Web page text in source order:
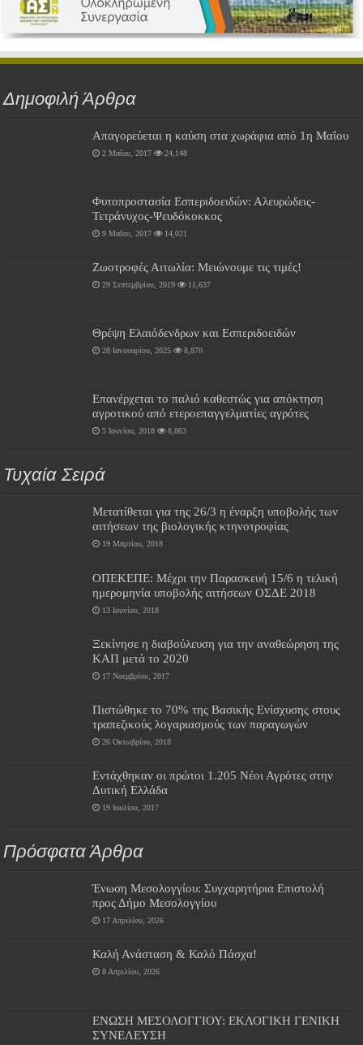
Δημοφιλή Άρθρα
Απαγορεύεται η καύση στα χωράφια από 1η Μαΐου
2 Μαΐου, 2017 24,148
Φυτοπροστασία Εσπεριδοειδών: Αλευρώδεις-
Τετράνυχος-Ψευδόκοκκος
9 Μαΐου, 2017 14,021
Ζωοτροφές Αιτωλία: Μειώνουμε τις τιμές!
29 Σεπτεμβρίου, 2019 11,637
Θρέψη Ελαιόδενδρων και Εσπεριδοειδών
28 Ιανουαρίου, 2025 8,870
Επανέρχεται το παλιό καθεστώς για απόκτηση
αγροτικού από ετεροεπαγγελματίες αγρότες
5 Ιουνίου, 2018 8,863
Τυχαία Σειρά
Μετατίθεται για της 26/3 η έναρξη υποβολής των
αιτήσεων της βιολογικής κτηνοτροφίας
19 Μαρτίου, 2018
ΟΠΕΚΕΠΕ: Μέχρι την Παρασκευή 15/6 η τελική
ημερομηνία υποβολής αιτήσεων ΟΣΔΕ 2018
13 Ιουνίου, 2018
Ξεκίνησε η διαβούλευση για την αναθεώρηση της
ΚΑΠ μετά το 2020
17 Νοεμβρίου, 2017
Πιστώθηκε το 70% της Βασικής Ενίσχυσης στους
τραπεζικούς λογαριασμούς των παραγωγών
26 Οκτωβρίου, 2018
Εντάχθηκαν οι πρώτοι 1.205 Νέοι Αγρότες στην
Δυτική Ελλάδα
19 Ιουλίου, 2017
Πρόσφατα Άρθρα
Ένωση Μεσολογγίου: Συγχαρητήρια Επιστολή
προς Δήμο Μεσολογγίου
17 Απριλίου, 2026
Καλή Ανάσταση & Καλό Πάσχα!
8 Απριλίου, 2026
ΕΝΩΣΗ ΜΕΣΟΛΟΓΓΙΟΥ: ΕΚΛΟΓΙΚΗ ΓΕΝΙΚΗ
ΣΥΝΕΛΕΥΣΗ